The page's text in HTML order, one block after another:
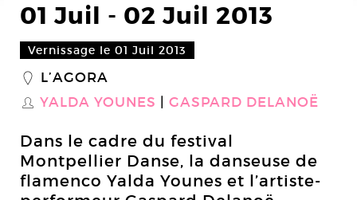
01 Juil - 02 Juil 2013
Vernissage le 01 Juil 2013
_ L’AGORA
S YALDA YOUNES GASPARD DELANOË
Dans le cadre du festival
Montpellier Danse, la danseuse de
flamenco Yalda Younes et l’artiste-